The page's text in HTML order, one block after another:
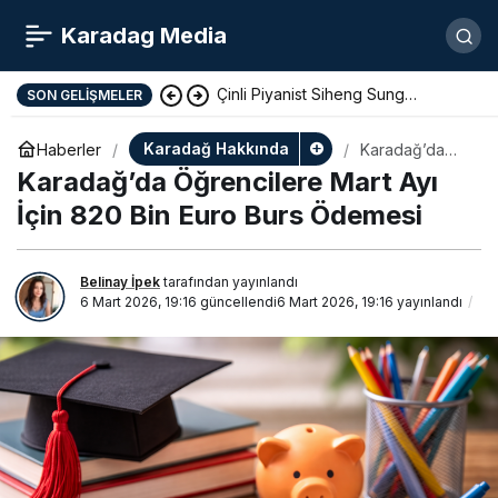
Karadag Media
SON GELIŞMELER Çinli Piyanist Siheng Sung
KotorArt Festivalinde Sahne Alıyor
Haberler Karadağ Hakkında
Karadağ’da
Öğrencilere
Mart Ayı İçin
820 Bin Euro
Burs Ödemesi
Karadağ’da Öğrencilere Mart Ayı
İçin 820 Bin Euro Burs Ödemesi
Belinay İpektarafından yayınlandı
6 Mart 2026, 19:16 yayınlandı
6 Mart 2026, 19:16 güncellendi